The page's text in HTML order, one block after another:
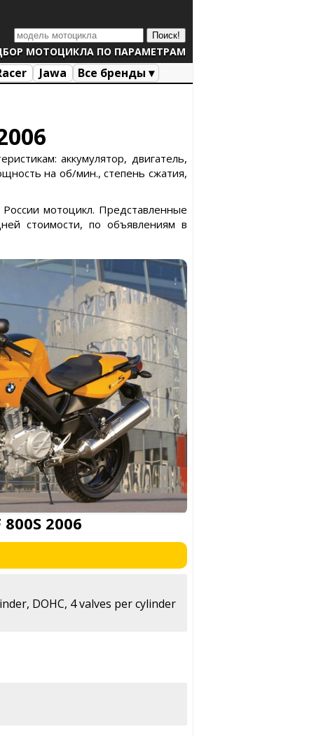
МОТОЦИКЛА ПО ПАРАМЕТРАМ
Jawa
Все бренды ▾
аккумулятор, двигатель,
на об/мин., степень сжатия,
мотоцикл. Представленные
стоимости, по объявлениям в
800S 2006
DOHC, 4 valves per cylinder